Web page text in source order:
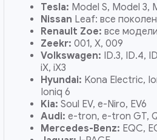
Tesla: Model S, Model 3,
Nissan Leaf: все
Renault Zoe:все
Zeekr:001, X, 009
Volkswagen: ID.3, ID.4,
iX, iX3
Hyundai: Kona Electric,
Ioniq 6
Kia: Soul EV, e-Niro, EV6
Audi:e-tron, e-tron GT,
Mercedes-Benz: EQC,